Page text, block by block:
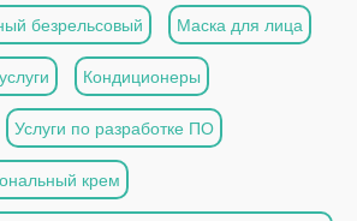
безрельсовый Маска для лица
Кондиционеры
Услуги по разработке ПО
крем